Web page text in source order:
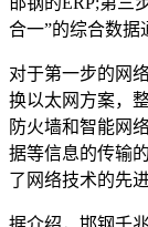
合一”的综合数据
对于第一步的网
换以太网方案，
防火墙和智能网
据等信息的传输
了网络技术的先进